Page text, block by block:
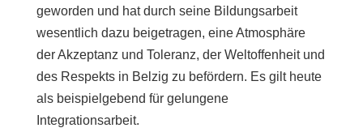
geworden und hat durch seine Bildungsarbeit
wesentlich dazu beigetragen, eine Atmosphäre
der Akzeptanz und Toleranz, der Weltoffenheit und
des Respekts in Belzig zu befördern. Es gilt heute
als beispielgebend für gelungene
Integrationsarbeit.